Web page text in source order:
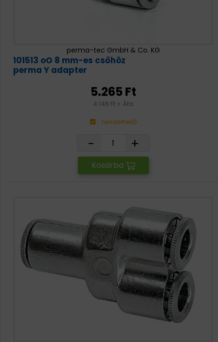
perma-tec GmbH & Co. KG
101513 oO 8 mm-es csőhöz
perma Y adapter
5.265 Ft
4.146 Ft + Áfa
rendelhető
- +
Kosárba